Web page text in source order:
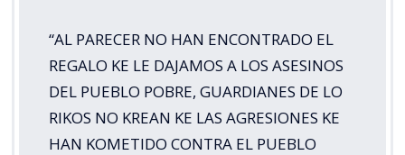
“AL PARECER NO HAN ENCONTRADO EL
REGALO KE LE DAJAMOS A LOS ASESINOS
DEL PUEBLO POBRE, GUARDIANES DE LO
RIKOS NO KREAN KE LAS AGRESIONES KE
HAN KOMETIDO CONTRA EL PUEBLO